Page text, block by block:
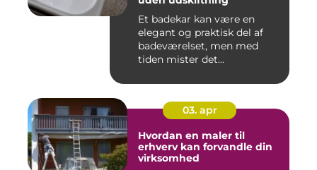
Et badekar kan være en
elegant og praktisk del af
badeværelset, men med
tiden mister det...
03. apr
Hvordan en maler til
erhverv kan forvandle din
virksomhed